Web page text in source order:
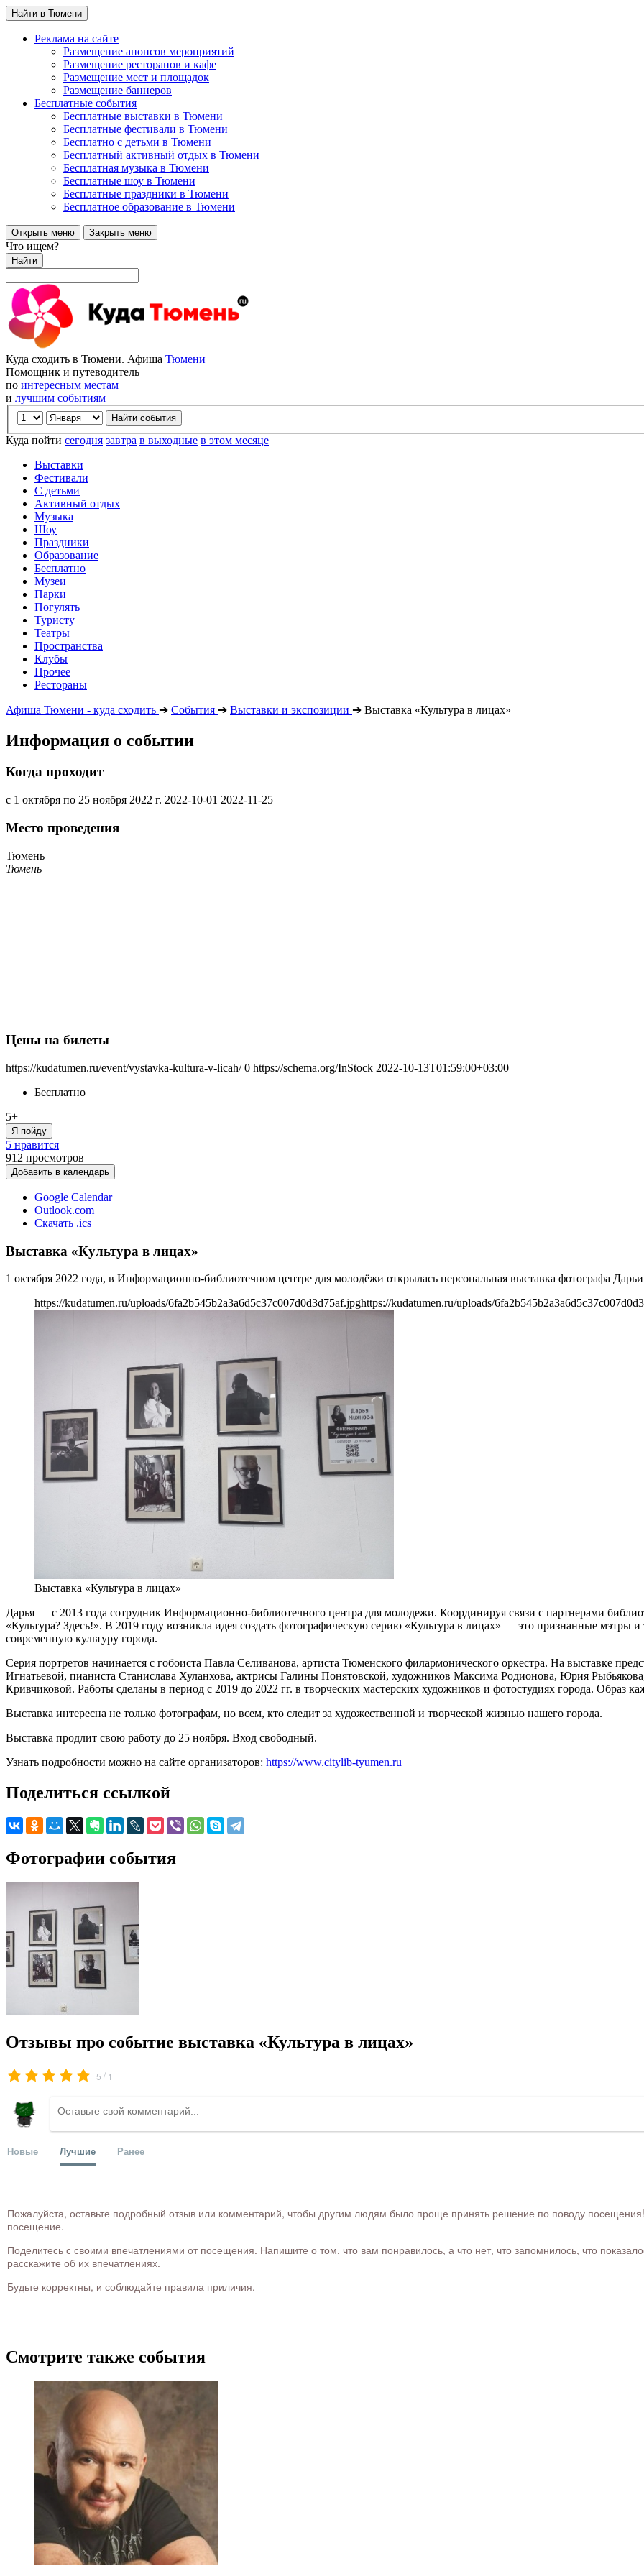
Найти в Тюмени
Реклама на сайте
Размещение анонсов мероприятий
Размещение ресторанов и кафе
Размещение мест и площадок
Размещение баннеров
Бесплатные события
Бесплатные выставки в Тюмени
Бесплатные фестивали в Тюмени
Бесплатно с детьми в Тюмени
Бесплатный активный отдых в Тюмени
Бесплатная музыка в Тюмени
Бесплатные шоу в Тюмени
Бесплатные праздники в Тюмени
Бесплатное образование в Тюмени
Открыть меню Закрыть меню
Что ищем?
Найти
Куда сходить в Тюмени. Афиша Тюмени
Помощник и путеводитель
по интересным местам
и лучшим событиям
Куда пойти сегодня завтра в выходные в этом месяце
Выставки
Фестивали
С детьми
Активный отдых
Музыка
Шоу
Праздники
Образование
Бесплатно
Музеи
Парки
Погулять
Туристу
Театры
Пространства
Клубы
Прочее
Рестораны
Афиша Тюмени - куда сходить ➔ События ➔ Выставки и экспозиции ➔ Выставка «Культура в лицах»
Информация о событии
Когда проходит
с 1 октября по 25 ноября 2022 г. 2022-10-01 2022-11-25
Место проведения
Тюмень
Тюмень
Цены на билеты
https://kudatumen.ru/event/vystavka-kultura-v-licah/ 0 https://schema.org/InStock 2022-10-13T01:59:00+03:00
Бесплатно
5+
Я пойду
5 нравится
912 просмотров
Добавить в календарь
Google Calendar
Outlook.com
Скачать .ics
Выставка «Культура в лицах»
1 октября 2022 года, в Информационно-библиотечном центре для молодёжи открылась персональная выставка фотографа
https://kudatumen.ru/uploads/6fa2b545b2a3a6d5c37c007d0d3d75af.jpghttps://kudatumen.ru/uploads/
Выставка «Культура в лицах»
Дарья — с 2013 года сотрудник Информационно-библиотечного центра для молодежи. Координируя связи с партнерами
«Культура? Здесь!». В 2019 году возникла идея создать фотографическую серию «Культура в лицах» — это признанные мэтры
современную культуру города.
Серия портретов начинается с гобоиста Павла Селиванова, артиста Тюменского филармонического оркестра. На выставке
Игнатьевой, пианиста Станислава Хуланхова, актрисы Галины Понятовской, художников Максима Родионова, Юрия
Кривчиковой. Работы сделаны в период с 2019 до 2022 гг. в творческих мастерских художников и фотостудиях города. Образ
Выставка интересна не только фотографам, но всем, кто следит за художественной и творческой жизнью нашего города.
Выставка продлит свою работу до 25 ноября. Вход свободный.
Узнать подробности можно на сайте организаторов: https://www.citylib-tyumen.ru
Поделиться ссылкой
Фотографии события
Отзывы про событие выставка «Культура в лицах»
5 / 1
Новые Лучшие Ранее
Пожалуйста, оставьте подробный отзыв или комментарий, чтобы другим людям было проще принять решение по поводу посещения!
посещение.
Поделитесь с своими впечатлениями от посещения. Напишите о том, что вам понравилось, а что нет, что запомнилось, что
расскажите об их впечатлениях.
Будьте корректны, и соблюдайте правила приличия.
Смотрите также события